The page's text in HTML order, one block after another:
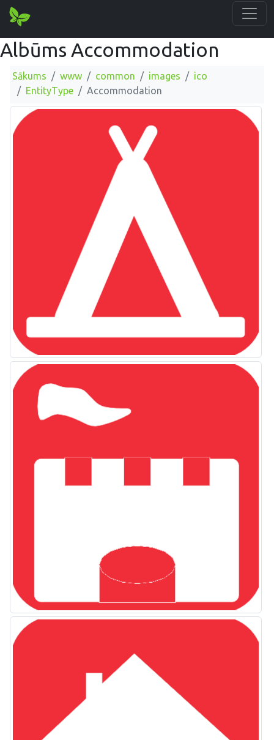
Albūms Accommodation
Sākums www common images
ico
EntityType
Accommodation